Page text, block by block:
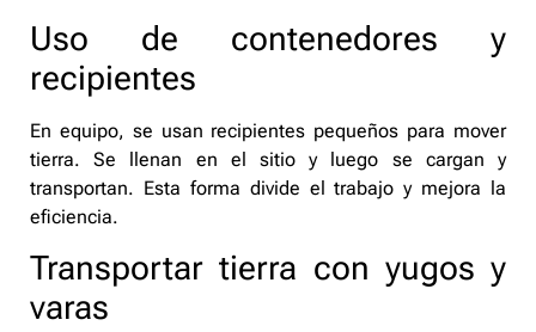
Uso de contenedores y
recipientes
En equipo, se usan recipientes pequeños para mover
tierra. Se llenan en el sitio y luego se cargan y
transportan. Esta forma divide el trabajo y mejora la
eficiencia.
Transportar tierra con yugos y
varas